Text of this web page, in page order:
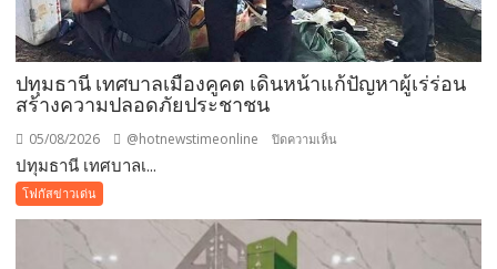
มอบ
ของ
ขวัญ
วัน
ว่า
รัก
ปทุมธานี เทศบาลเมืองคูคต เดินหน้าแก้ปัญหาผู้เร่ร่อน
สร้างความปลอดภัยประชาชน
05/08/2026 @hotnewstimeonline ปิดความเห็น
คูคต
เดิน
ปทุมธานี เทศบาลเ...
โฟกัสข่าวเด่น